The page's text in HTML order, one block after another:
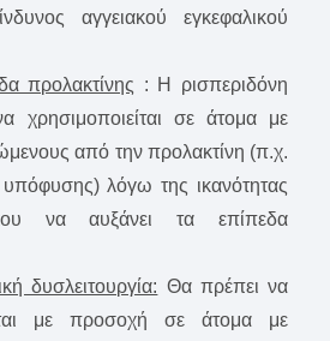
αγγειακού εγκεφαλικού
προλακτίνης : Η ρισπεριδόνη
χρησιμοποιείται σε άτομα με
από την προλακτίνη (π.χ.
λόγω της ικανότητας
να αυξάνει τα επίπεδα
δυσλειτουργία: Θα πρέπει να
με προσοχή σε άτομα με